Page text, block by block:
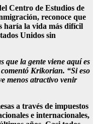
Centro de Estudios de
reconoce que
haría la vida más difícil
Unidos sin
que la gente viene aquí es
Krikorian. “Si eso
menos atractivo venir
a través de impuestos
e internacionales,